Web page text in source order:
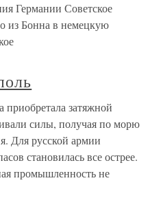
Германии Советское
из Бонна в немецкую
затяжной
силы, получая по морю
Для русской армии
становилась все острее.
промышленность не